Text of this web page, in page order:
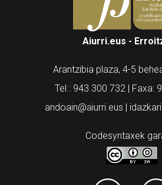
Aiurri.eus -
Arantzibia plaza, 4-5
Tel.: 943 300 732 | Faxa:
andoain@aiurri.eus |
Codesyntaxek